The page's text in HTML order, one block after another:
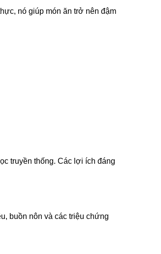
nó giúp món ăn trở nên đậm
truyền thống. Các lợi ích đáng
buồn nôn và các triệu chứng